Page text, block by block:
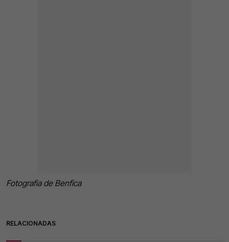
Fotografia de Benfica
RELACIONADAS